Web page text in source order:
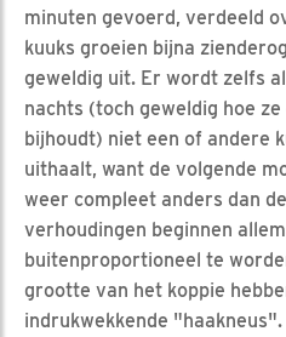
minuten gevoerd, verdeeld
kuuks groeien bijna
geweldig uit. Er wordt zelfs
nachts (toch geweldig hoe
bijhoudt) niet een of andere
uithaalt, want de volgende
weer compleet anders dan
verhoudingen beginnen
buitenproportioneel te
grootte van het koppie
indrukwekkende